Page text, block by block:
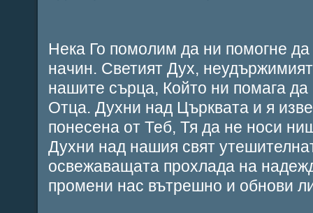
Нека Го помолим да ни помогне
начин. Светият Дух,
нашите сърца, Който ни помага
Отца. Духни над Църквата и я
понесена от Теб, Тя да не носи
Духни над нашия свят
освежаващата прохлада на
промени нас вътрешно и обнови